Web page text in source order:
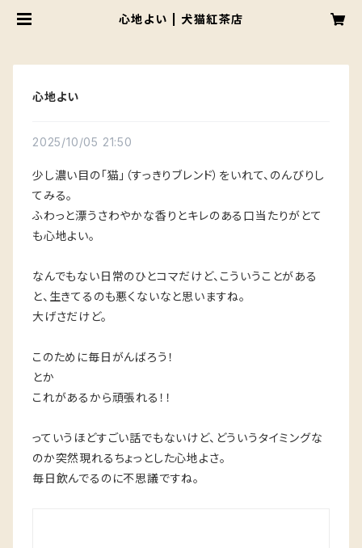
心地よい | 犬猫紅茶店
心地よい
2025/10/05 21:50
少し濃い目の「猫」（すっきりブレンド）をいれて、のんびりし
てみる。
ふわっと漂うさわやかな香りとキレのある口当たりがとて
も心地よい。
なんでもない日常のひとコマだけど、こういうことがある
と、生きてるのも悪くないなと思いますね。
大げさだけど。
このために毎日がんばろう！
とか
これがあるから頑張れる！！
っていうほどすごい話でもないけど、どういうタイミングな
のか突然現れるちょっとした心地よさ。
毎日飲んでるのに不思議ですね。